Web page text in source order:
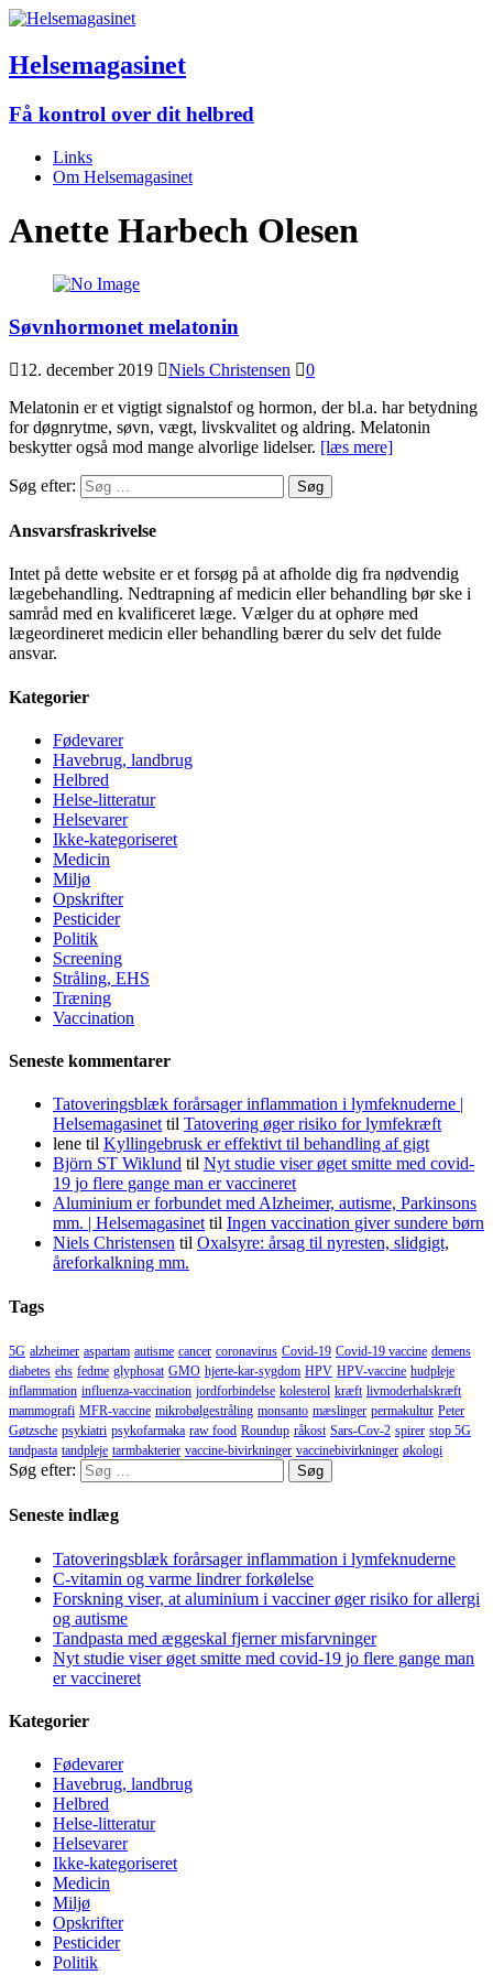
Helsemagasinet
Få kontrol over dit helbred
Links
Om Helsemagasinet
Anette Harbech Olesen
Søvnhormonet melatonin
12. december 2019 Niels Christensen
0
Melatonin er et vigtigt signalstof og hormon, der bl.a. har betydning
for døgnrytme, søvn, vægt, livskvalitet og aldring. Melatonin
beskytter også mod mange alvorlige lidelser. [læs mere]
Søg efter:
Ansvarsfraskrivelse
Intet på dette website er et forsøg på at afholde dig fra nødvendig
lægebehandling. Nedtrapning af medicin eller behandling bør ske i
samråd med en kvalificeret læge. Vælger du at ophøre med
lægeordineret medicin eller behandling bærer du selv det fulde
ansvar.
Kategorier
Fødevarer
Havebrug, landbrug
Helbred
Helse-litteratur
Helsevarer
Ikke-kategoriseret
Medicin
Miljø
Opskrifter
Pesticider
Politik
Screening
Stråling, EHS
Træning
Vaccination
Seneste kommentarer
Tatoveringsblæk forårsager inflammation i lymfeknuderne |
Helsemagasinettil Tatovering øger risiko for lymfekræft
lene til Kyllingebrusk er effektivt til behandling af gigt
Björn ST Wiklund til Nyt studie viser øget smitte med covid-
19 jo flere gange man er vaccineret
Aluminium er forbundet med Alzheimer, autisme, Parkinsons
mm. | Helsemagasinettil Ingen vaccination giver sundere børn
Niels Christensen til Oxalsyre: årsag til nyresten, slidgigt,
åreforkalkning mm.
Tags
5G alzheimer aspartam autisme cancer coronavirus Covid-19 Covid-19 vaccine demens
diabetes ehs fedme glyphosat GMO hjerte-kar-sygdom HPV HPV-vaccine hudpleje
inflammation influenza-vaccination jordforbindelse kolesterol kræft livmoderhalskræft
mammografi MFR-vaccine mikrobølgestråling monsanto mæslinger permakultur Peter
Gøtzsche psykiatri psykofarmaka raw food Roundup råkost Sars-Cov-2 spirer stop 5G
tandpasta tandpleje tarmbakterier vaccine-bivirkninger vaccinebivirkninger økologi
Søg efter:
Seneste indlæg
Tatoveringsblæk forårsager inflammation i lymfeknuderne
C-vitamin og varme lindrer forkølelse
Forskning viser, at aluminium i vacciner øger risiko for allergi
og autisme
Tandpasta med æggeskal fjerner misfarvninger
Nyt studie viser øget smitte med covid-19 jo flere gange man
er vaccineret
Kategorier
Fødevarer
Havebrug, landbrug
Helbred
Helse-litteratur
Helsevarer
Ikke-kategoriseret
Medicin
Miljø
Opskrifter
Pesticider
Politik